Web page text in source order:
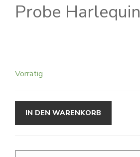
Probe Harlequin
Vorrätig
IN DEN WARENKORB